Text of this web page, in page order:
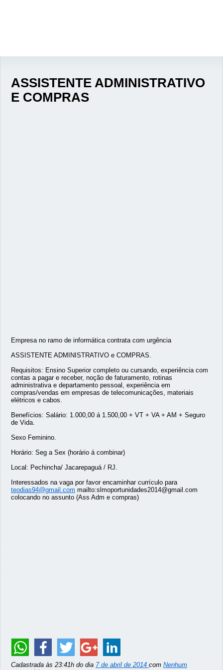
ASSISTENTE ADMINISTRATIVO
E COMPRAS
Empresa no ramo de informática contrata com urgência
ASSISTENTE ADMINISTRATIVO e COMPRAS.
Requisitos: Ensino Superior completo ou cursando, experiência com
contas a pagar e receber, noção de faturamento, rotinas
administrativa e departamento pessoal, experiência em
compras/vendas em empresas de telecomunicações, materiais
elétricos e cabos.
Benefícios: Salário: 1.000,00 á 1.500,00 + VT + VA + AM + Seguro
de Vida.
Sexo Feminino.
Horário: Seg a Sex (horário á combinar)
Local: Pechincha/ Jacarepaguá / RJ.
Interessados na vaga por favor encaminhar currículo para
teodias94@gmail.com mailto:slmoportunidades2014@gmail.com
colocando no assunto (Ass Adm e compras)
Cadastrada às 23:41h do dia 7 de abril de 2014 com Nenhum